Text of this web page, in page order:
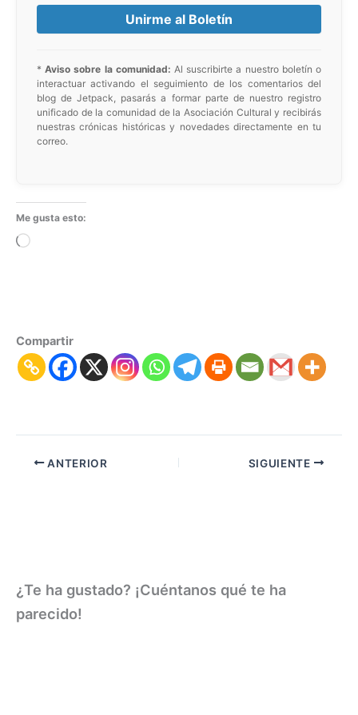
*Aviso sobre la comunidad: Al suscribirte a nuestro boletín o
interactuar activando el seguimiento de los comentarios del
blog de Jetpack, pasarás a formar parte de nuestro registro
unificado de la comunidad de la Asociación Cultural y recibirás
nuestras crónicas históricas y novedades directamente en tu
correo.
Me gusta esto:
Cargando...
Compartir
ANTERIOR SIGUIENTE
¿Te ha gustado? ¡Cuéntanos qué te ha
parecido!